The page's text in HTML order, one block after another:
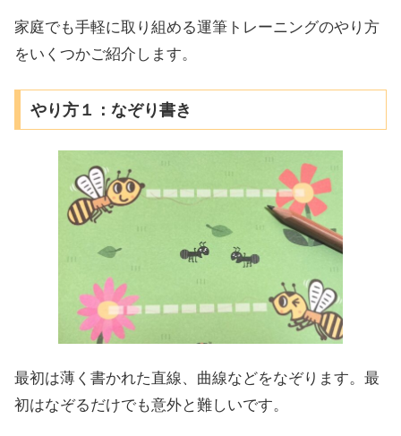
家庭でも手軽に取り組める運筆トレーニングのやり方
をいくつかご紹介します。
やり方１：なぞり書き
最初は薄く書かれた直線、曲線などをなぞります。最
初はなぞるだけでも意外と難しいです。